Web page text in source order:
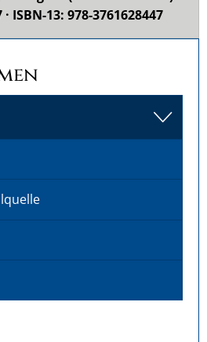
ISBN-13: 978-3761628447